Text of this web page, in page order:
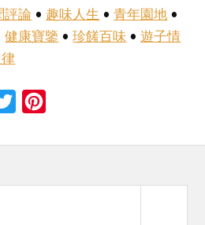
評論 • 趣味人生 •青年園地 •
健康寶鑒 •珍饈百味 •遊子情
Twitter